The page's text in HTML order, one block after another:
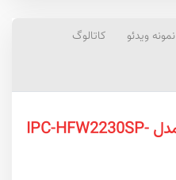
نمونه ویدئو کاتالوگ
دوربین مدار بسته داهوا مدل IPC-HFW2230SP-